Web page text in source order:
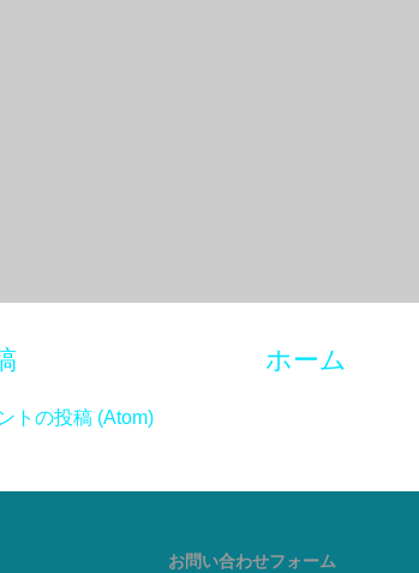
ホーム
トの投稿 (Atom)
お問い合わせフォーム